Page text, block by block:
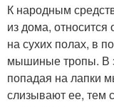
К народным
из дома,
на сухих полах, в
мышиные тропы. В
попадая на лапки
слизывают ее, тем